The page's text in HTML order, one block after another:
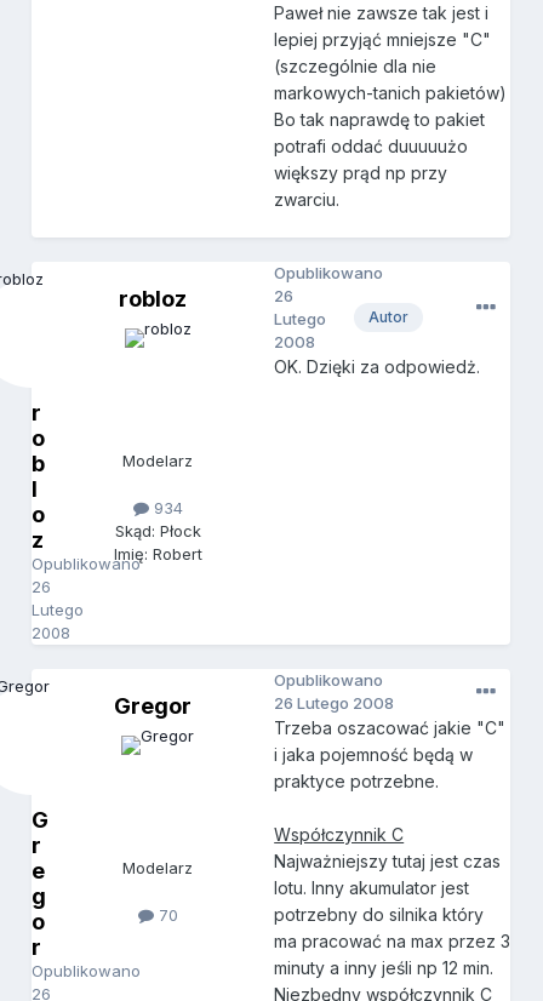
Paweł nie zawsze tak jest i
lepiej przyjąć mniejsze "C"
(szczególnie dla nie
markowych-tanich pakietów)
Bo tak naprawdę to pakiet
potrafi oddać duuuuużo
większy prąd np przy
zwarciu.
r
o
b
l
o
z
Opublikowano
26
Lutego
2008
robloz
Modelarz
934
Skąd: Płock
Imię: Robert
Autor
Opublikowano
26
Lutego
2008
OK. Dzięki za odpowiedż.
G
r
e
g
o
r
Opublikowano
26
Gregor
Modelarz
70
Opublikowano
26 Lutego 2008
Trzeba oszacować jakie "C"
i jaka pojemność będą w
praktyce potrzebne.
Współczynnik C
Najważniejszy tutaj jest czas
lotu. Inny akumulator jest
potrzebny do silnika który
ma pracować na max przez 3
minuty a inny jeśli np 12 min.
Niezbędny współczynnik C